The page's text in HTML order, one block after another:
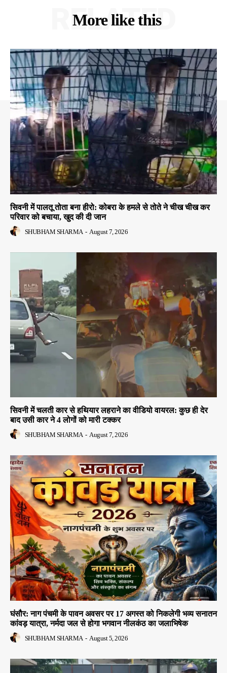
More like this
RELATED
सिवनी में पालतू तोता बना हीरो: कोबरा के हमले से तोते ने चीख चीख कर
परिवार को बचाया, खुद की दी जान
SHUBHAM SHARMA - August 7, 2026
सिवनी में चलती कार से हथियार लहराने का वीडियो वायरल: कुछ ही देर
बाद उसी कार ने 4 लोगों को मारी टक्कर
SHUBHAM SHARMA - August 7, 2026
घंसौर: नाग पंचमी के पावन अवसर पर 17 अगस्त को निकलेगी भव्य सनातन
कांवड़ यात्रा, नर्मदा जल से होगा भगवान नीलकंठ का जलाभिषेक
SHUBHAM SHARMA - August 5, 2026